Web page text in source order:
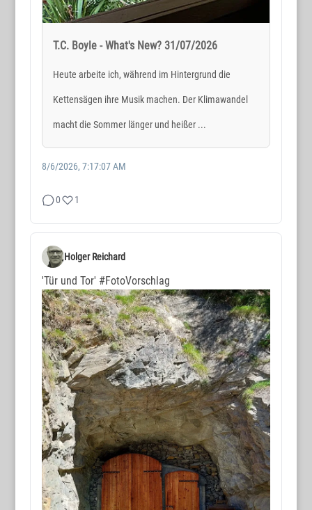
T.C. Boyle - What's New? 31/07/2026
Heute arbeite ich, während im Hintergrund die
Kettensägen ihre Musik machen. Der Klimawandel
macht die Sommer länger und heißer ...
8/6/2026, 7:17:07 AM
0 1
Holger Reichard
'Tür und Tor' #FotoVorschlag